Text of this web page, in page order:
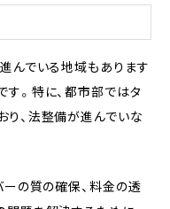
んでいる地域もあります
。特に、都市部ではタ
、法整備が進んでいな
ーの質の確保、料金の透